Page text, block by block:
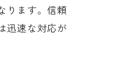
ります。信頼
迅速な対応が